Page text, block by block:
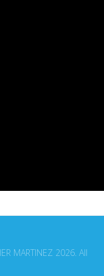
MARTINEZ 2026. All